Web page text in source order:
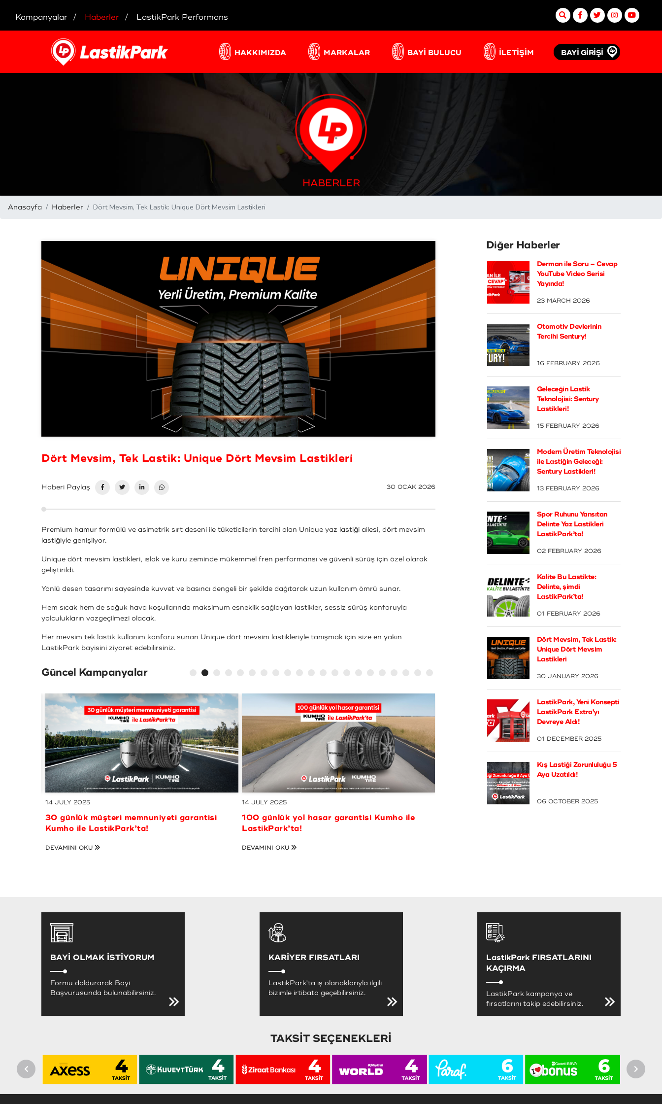
Kampanyalar Haberler LastikPark Performans
HAKKIMIZDA MARKALAR BAYİ BULUCU İLETİŞİM BAYİ GİRİŞİ
HABERLER
Anasayfa Haberler Dört Mevsim, Tek Lastik: Unique Dört Mevsim Lastikleri
Dört Mevsim, Tek Lastik: Unique Dört Mevsim Lastikleri
Haberi Paylaş 30 OCAK 2026
Premium hamur formülü ve asimetrik sırt deseni ile tüketicilerin tercihi olan Unique yaz lastiği ailesi, dört mevsim
lastiğiyle genişliyor.
Unique dört mevsim lastikleri, ıslak ve kuru zeminde mükemmel fren performansı ve güvenli sürüş için özel olarak
geliştirildi.
Yönlü desen tasarımı sayesinde kuvvet ve basıncı dengeli bir şekilde dağıtarak uzun kullanım ömrü sunar.
Hem sıcak hem de soğuk hava koşullarında maksimum esneklik sağlayan lastikler, sessiz sürüş konforuyla
yolculukların vazgeçilmezi olacak.
Her mevsim tek lastik kullanım konforu sunan Unique dört mevsim lastikleriyle tanışmak için size en yakın
LastikPark bayisini ziyaret edebilirsiniz.
Güncel Kampanyalar
01 JULY 2025
10.000 TL ve üzeri alışverişlerde 750 TL’ye
varan MaxiPuan kazanma fırsatı
21 MAY 2025
10.000 TL ve üzeri alışverişlerde 750 TL’ye
varan MaxiPuan kazanma fırsatı
Diğer Haberler
Derman ile Soru – Cevap
YouTube Video Serisi
Yayında!
23 MARCH 2026
Otomotiv Devlerinin
Tercihi Sentury!
16 FEBRUARY 2026
Geleceğin Lastik
Teknolojisi: Sentury
Lastikleri!
15 FEBRUARY 2026
Modern Üretim Teknolojisi
ile Lastiğin Geleceği:
Sentury Lastikleri!
13 FEBRUARY 2026
Spor Ruhunu Yansıtan
Delinte Yaz Lastikleri
LastikPark’ta!
02 FEBRUARY 2026
Kalite Bu Lastikte:
Delinte, şimdi
LastikPark’ta!
01 FEBRUARY 2026
Dört Mevsim, Tek Lastik:
Unique Dört Mevsim
Lastikleri
30 JANUARY 2026
LastikPark, Yeni Konsepti
LastikPark Extra'yı
Devreye Aldı!
01 DECEMBER 2025
Kış Lastiği Zorunluluğu 5
Aya Uzatıldı!
06 OCTOBER 2025
BAYİ OLMAK İSTİYORUM
Formu doldurarak Bayi
Başvurusunda bulunabilirsiniz.
KARİYER FIRSATLARI
LastikPark'ta iş olanaklarıyla ilgili
bizimle irtibata geçebilirsiniz.
LastikPark FIRSATLARINI
KAÇIRMA
LastikPark kampanya ve
fırsatlarını takip edebilirsiniz.
TAKSİT SEÇENEKLERİ